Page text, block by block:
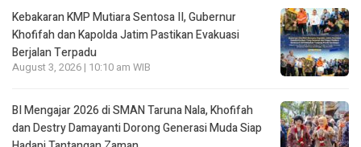
Kebakaran KMP Mutiara Sentosa II, Gubernur
Khofifah dan Kapolda Jatim Pastikan Evakuasi
Berjalan Terpadu
August 3, 2026 | 10:10 am WIB
BI Mengajar 2026 di SMAN Taruna Nala, Khofifah
dan Destry Damayanti Dorong Generasi Muda Siap